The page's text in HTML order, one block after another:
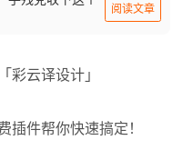
阅读文章
彩云译设计」